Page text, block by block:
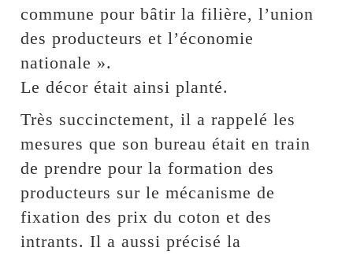
commune pour bâtir la filière, l’union
des producteurs et l’économie
nationale ».
Le décor était ainsi planté.
Très succinctement, il a rappelé les
mesures que son bureau était en train
de prendre pour la formation des
producteurs sur le mécanisme de
fixation des prix du coton et des
intrants. Il a aussi précisé la